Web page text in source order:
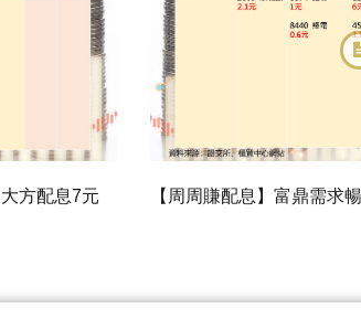
方配息7元
【周周賺配息】富鼎需求